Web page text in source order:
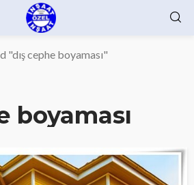
"dış cephe boyaması"
boyaması